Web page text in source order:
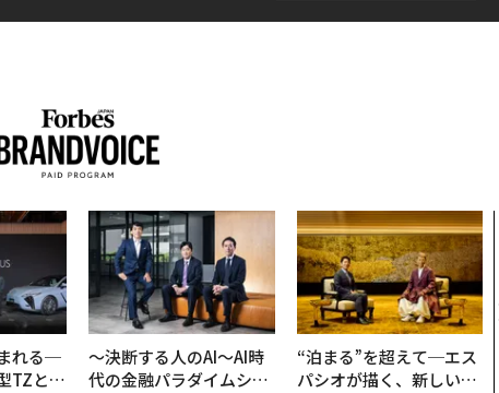
れる─
TZとE
〜決断する人のAI〜AI時
代の金融パラダイムシフ
“泊まる”を超えて─エス
パシオが描く、新しい日